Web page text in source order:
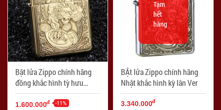
Bật lửa Zippo chính hãng
đồng khắc hình tỳ hưu
armor
1.600.000đ -11%
BẬt lửa Zippo chính hãng
Nhật khắc hình kỳ lân Ver
Tạm
hết
hàng
3.340.000đ